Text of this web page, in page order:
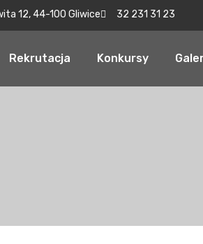
12, 44-100 Gliwice 32 231 31 23
Rekrutacja Konkursy